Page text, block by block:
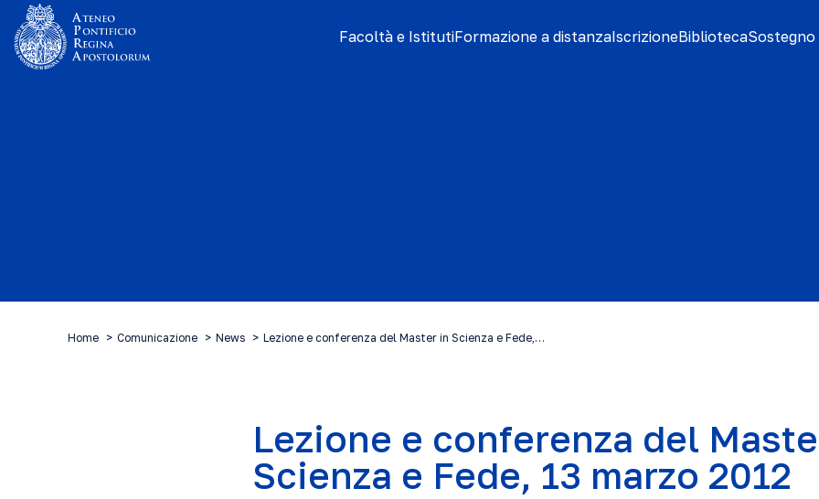
Facoltà e IstitutiFormazione a distanzaIscrizioneBiblioteca
Home Comunicazione News Lezione e conferenza del Master in Scienza e Fede,…
Lezione e conferenza del
Scienza e Fede, 13 marzo 2012